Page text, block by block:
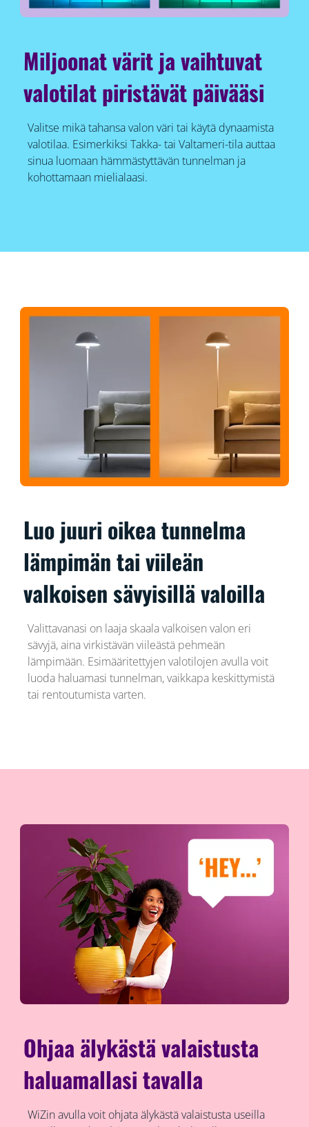
Miljoonat värit ja vaihtuvat
valotilat piristävät päivääsi
Valitse mikä tahansa valon väri tai käytä dynaamista
valotilaa. Esimerkiksi Takka- tai Valtameri-tila auttaa
sinua luomaan hämmästyttävän tunnelman ja
kohottamaan mielialaasi.
Luo juuri oikea tunnelma
lämpimän tai viileän
valkoisen sävyisillä valoilla
Valittavanasi on laaja skaala valkoisen valon eri
sävyjä, aina virkistävän viileästä pehmeän
lämpimään. Esimääritettyjen valotilojen avulla voit
luoda haluamasi tunnelman, vaikkapa keskittymistä
tai rentoutumista varten.
Ohjaa älykästä valaistusta
haluamallasi tavalla
WiZin avulla voit ohjata älykästä valaistusta useilla